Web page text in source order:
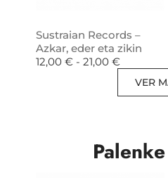
Sustraian Records –
Azkar, eder eta zikin
12,00 € - 21,00 €
VER